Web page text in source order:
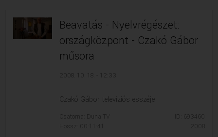
Beavatás - Nyelvrégészet:
országközpont - Czakó Gábor
műsora
Czakó Gábor televíziós esszéje
Csatorna: Duna TV
Hossz: 00:11:41
ID: 693460